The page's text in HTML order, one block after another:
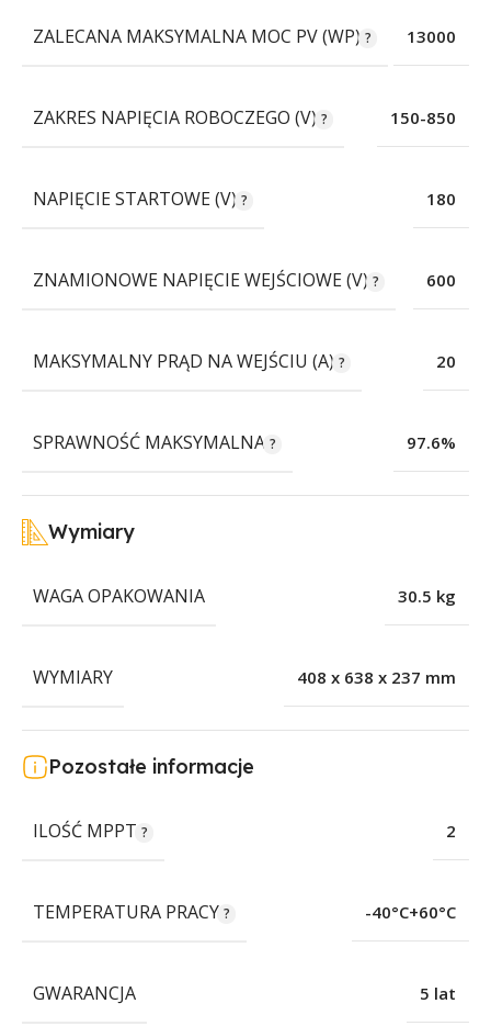
ZALECANA MAKSYMALNA MOC PV (WP) 13000
ZAKRES NAPIĘCIA ROBOCZEGO (V) 150-850
NAPIĘCIE STARTOWE (V) 180
ZNAMIONOWE NAPIĘCIE WEJŚCIOWE (V) 600
MAKSYMALNY PRĄD NA WEJŚCIU (A) 20
SPRAWNOŚĆ MAKSYMALNA 97.6%
Wymiary
WAGA OPAKOWANIA 30.5 kg
WYMIARY 408 x 638 x 237 mm
Pozostałe informacje
ILOŚĆ MPPT 2
TEMPERATURA PRACY -40°C+60°C
GWARANCJA 5 lat